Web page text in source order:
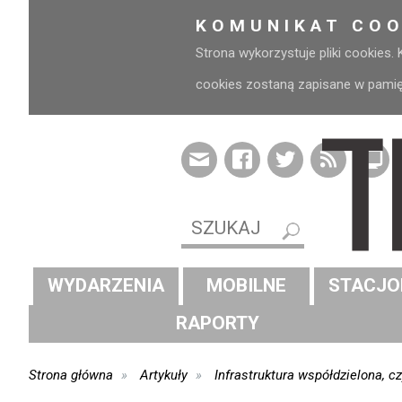
KOMUNIKAT
Strona wykorzystuje pliki cookies.
cookies zostaną zapisane w
WYDARZENIA MOBILNE
RAPORTY
Strona główna Artykuły Infrastruktura współdzielona,